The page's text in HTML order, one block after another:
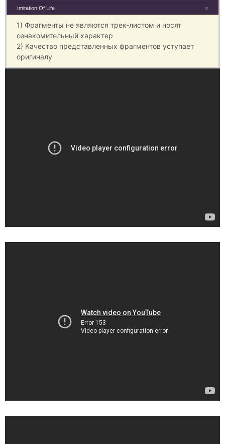
×
Imitation Of Life
1) Фрагменты не являются трек-листом и носят
ознакомительный характер
2) Качество представленных фрагментов уступает
оригиналу